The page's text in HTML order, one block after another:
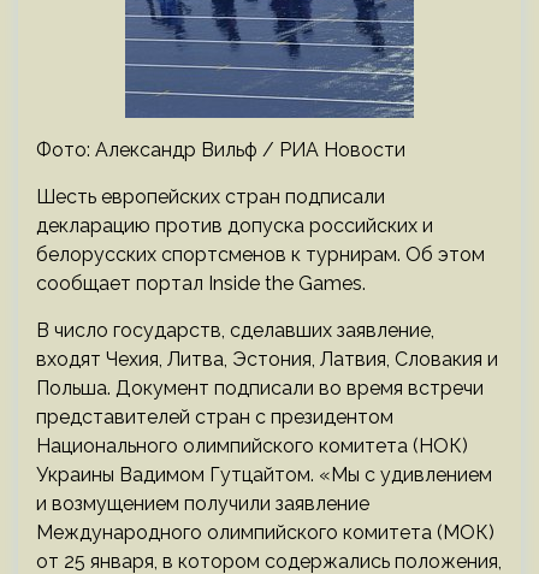
Фото: Александр Вильф / РИА Новости
Шесть европейских стран подписали
декларацию против допуска российских и
белорусских спортсменов к турнирам. Об этом
сообщает портал Inside the Games.
В число государств, сделавших заявление,
входят Чехия, Литва, Эстония, Латвия, Словакия и
Польша. Документ подписали во время встречи
представителей стран с президентом
Национального олимпийского комитета (НОК)
Украины Вадимом Гутцайтом. «Мы с удивлением
и возмущением получили заявление
Международного олимпийского комитета (МОК)
от 25 января, в котором содержались положения,